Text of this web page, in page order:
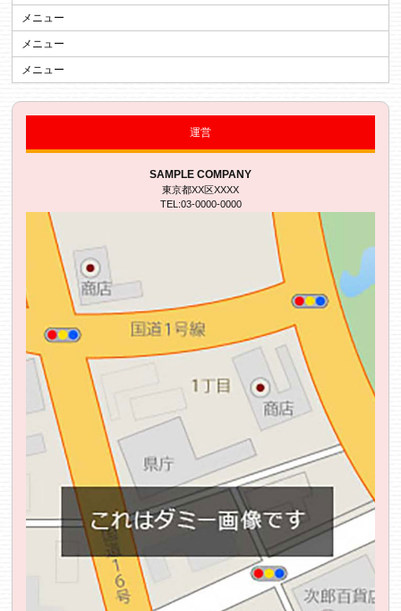
メニュー
メニュー
メニュー
運営
SAMPLE COMPANY
東京都XX区XXXX
TEL:03-0000-0000